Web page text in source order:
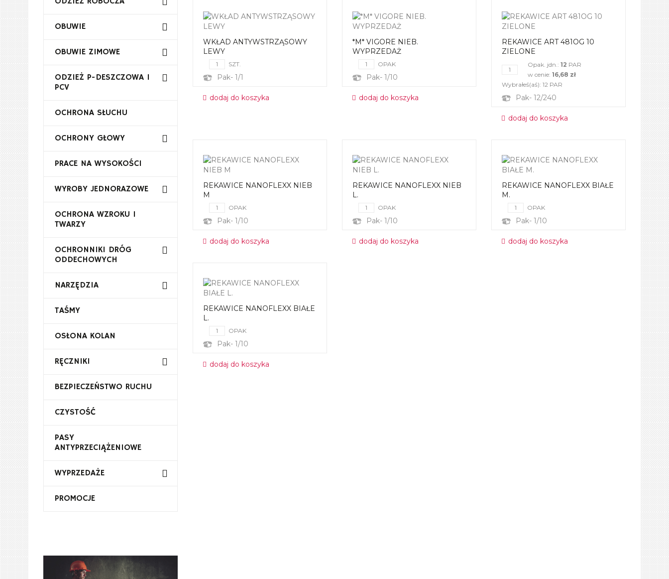
OBUWIE
OBUWIE ZIMOWE
ODZIEŻ P-DESZCZOWA I
PCV
OCHRONA SŁUCHU
OCHRONY GŁOWY
PRACE NA WYSOKOŚCI
WYROBY JEDNORAZOWE
OCHRONA WZROKU I
TWARZY
OCHRONNIKI DRÓG
ODDECHOWYCH
NARZĘDZIA
TAŚMY
OSŁONA KOLAN
RĘCZNIKI
BEZPIECZEŃSTWO RUCHU
CZYSTOŚĆ
PASY
ANTYPRZECIĄŻENIOWE
WYPRZEDAŻE
PROMOCJE
WKŁAD ANTYWSTRZĄSOWY
LEWY
SZT.
Pak- 1/1
dodaj do koszyka
*M* VIGORE NIEB.
WYPRZEDAŻ
OPAK
Pak- 1/10
dodaj do koszyka
REKAWICE ART 481OG 10
ZIELONE
Opak. jdn.: 12 PAR
w cenie: 16,68 zł
Wybrałeś(aś): 12PAR
Pak- 12/240
dodaj do koszyka
REKAWICE NANOFLEXX NIEB
M
OPAK
Pak- 1/10
dodaj do koszyka
REKAWICE NANOFLEXX NIEB
L.
OPAK
Pak- 1/10
dodaj do koszyka
REKAWICE NANOFLEXX BIAŁE
M.
OPAK
Pak- 1/10
dodaj do koszyka
REKAWICE NANOFLEXX BIAŁE
L.
OPAK
Pak- 1/10
dodaj do koszyka